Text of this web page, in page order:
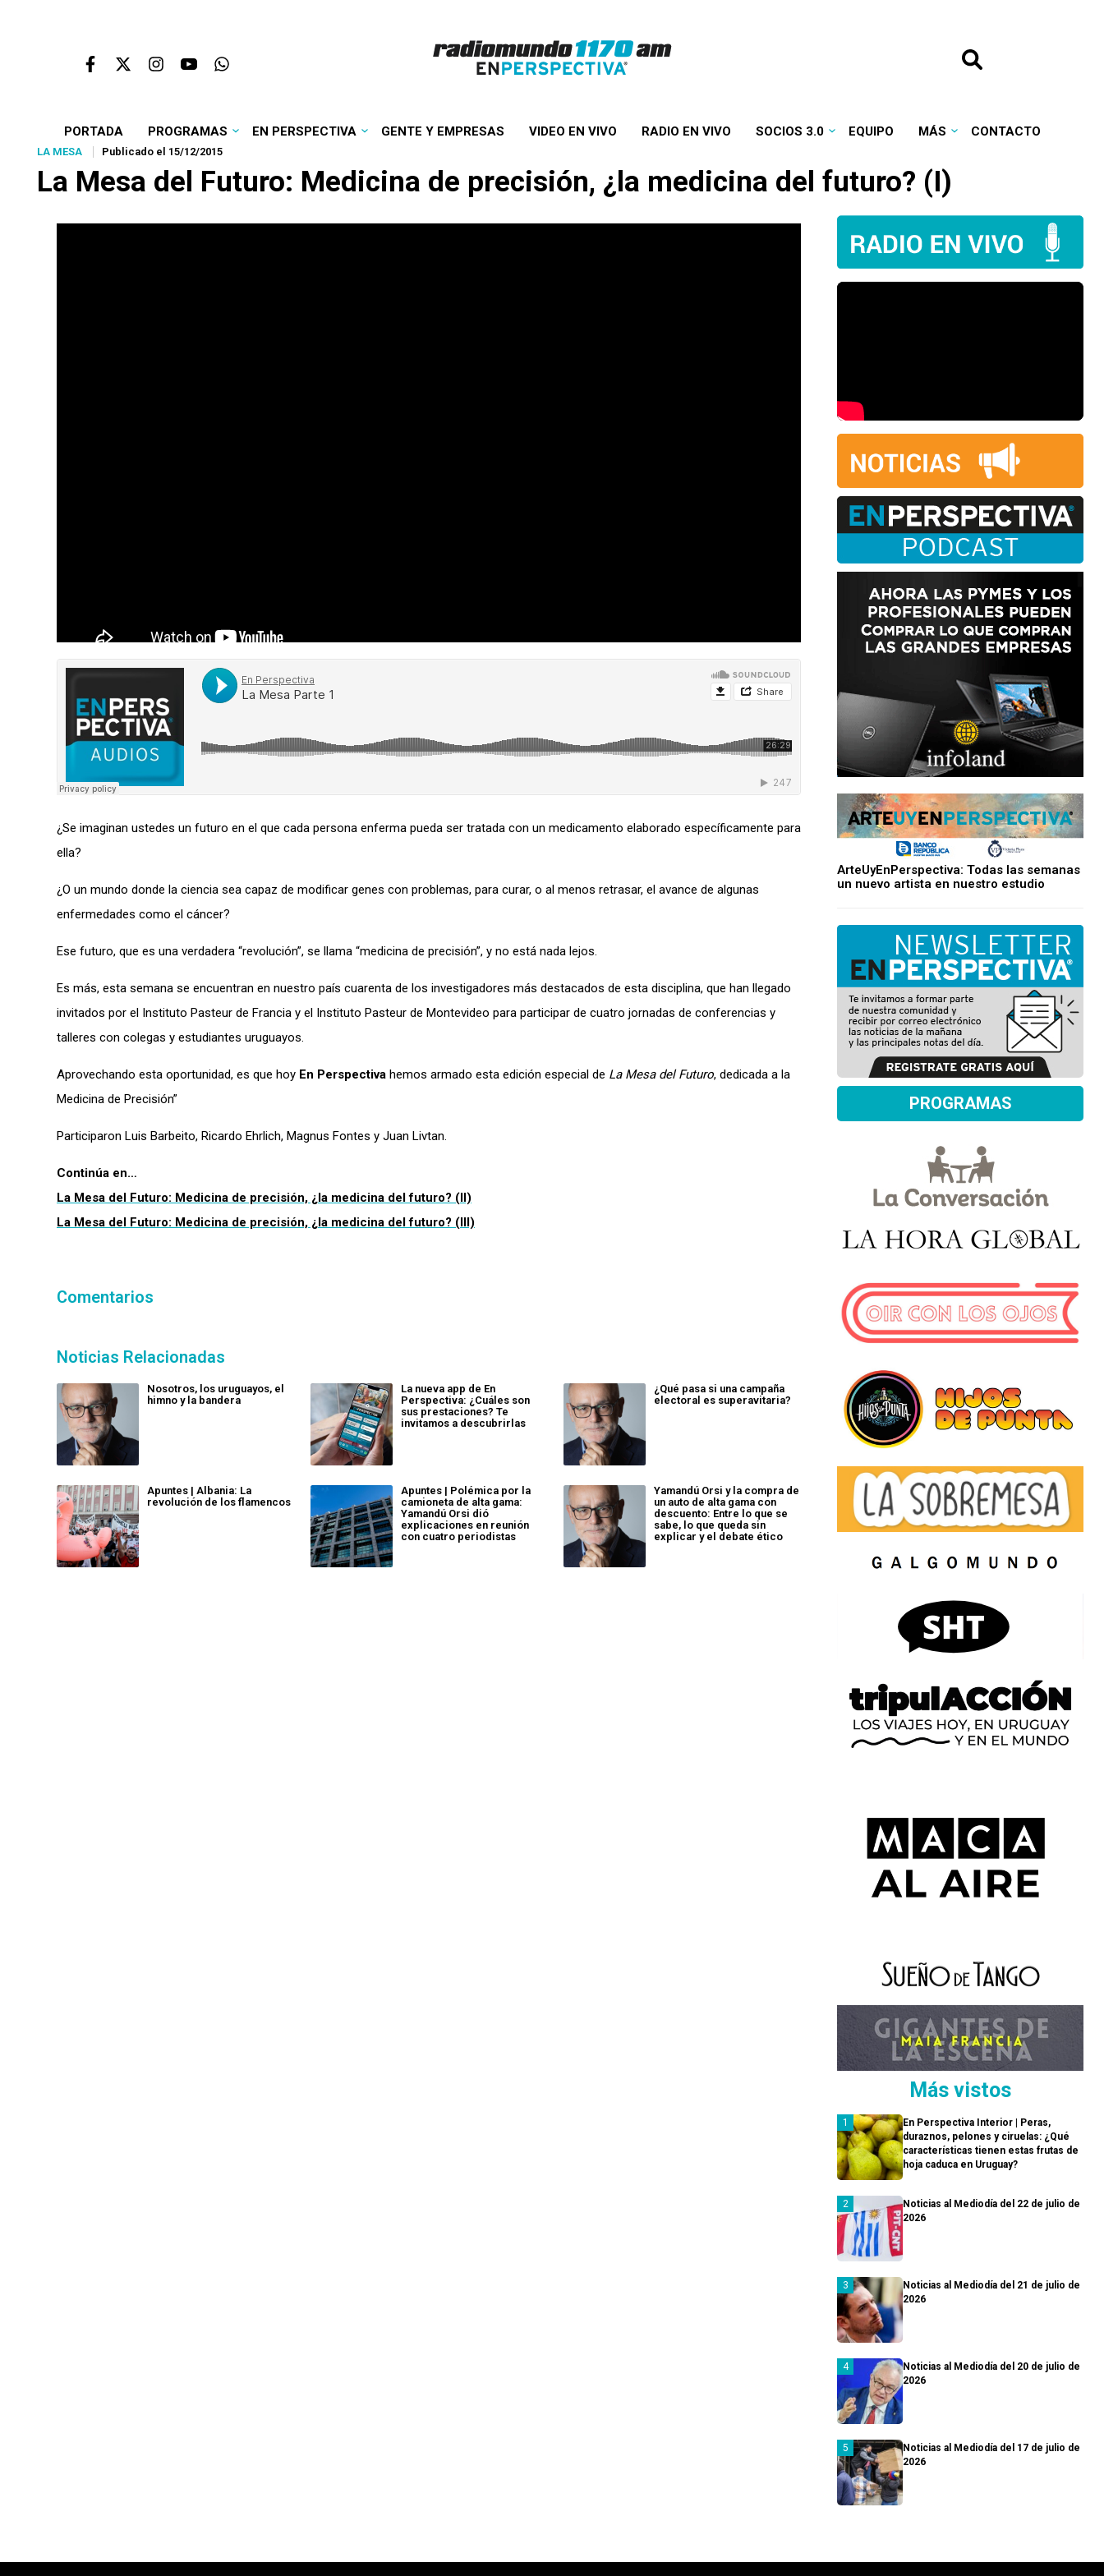
PORTADA PROGRAMAS EN PERSPECTIVA GENTE Y EMPRESAS VIDEO EN VIVO RADIO EN VIVO SOCIOS 3.0 EQUIPO MÁS CONTACTO
LA MESA Publicado el 15/12/2015
La Mesa del Futuro: Medicina de precisión, ¿la medicina del futuro? (I)
¿Se imaginan ustedes un futuro en el que cada persona enferma pueda ser tratada con un medicamento elaborado específicamente para
ella?
¿O un mundo donde la ciencia sea capaz de modificar genes con problemas, para curar, o al menos retrasar, el avance de algunas
enfermedades como el cáncer?
Ese futuro, que es una verdadera “revolución”, se llama “medicina de precisión”, y no está nada lejos.
Es más, esta semana se encuentran en nuestro país cuarenta de los investigadores más destacados de esta disciplina, que han llegado
invitados por el Instituto Pasteur de Francia y el Instituto Pasteur de Montevideo para participar de cuatro jornadas de conferencias y
talleres con colegas y estudiantes uruguayos.
Aprovechando esta oportunidad, es que hoy En Perspectiva hemos armado esta edición especial de La Mesa del Futuro, dedicada a la
Medicina de Precisión”
Participaron Luis Barbeito, Ricardo Ehrlich, Magnus Fontes y Juan Livtan.
Continúa en…
La Mesa del Futuro: Medicina de precisión, ¿la medicina del futuro? (II)
La Mesa del Futuro: Medicina de precisión, ¿la medicina del futuro? (III)
Comentarios
Noticias Relacionadas
Nosotros, los uruguayos, el
himno y la bandera
La nueva app de En
Perspectiva: ¿Cuáles son
sus prestaciones? Te
invitamos a descubrirlas
¿Qué pasa si una campaña
electoral es superavitaria?
Apuntes | Albania: La
revolución de los flamencos
Apuntes | Polémica por la
camioneta de alta gama:
Yamandú Orsi dió
explicaciones en reunión
con cuatro periodistas
Yamandú Orsi y la compra de
un auto de alta gama con
descuento: Entre lo que se
sabe, lo que queda sin
explicar y el debate ético
ArteUyEnPerspectiva: Todas las semanas
un nuevo artista en nuestro estudio
PROGRAMAS
Más vistos
En Perspectiva Interior | Peras,
duraznos, pelones y ciruelas: ¿Qué
características tienen estas frutas de
hoja caduca en Uruguay?
Noticias al Mediodía del 22 de julio de
2026
Noticias al Mediodía del 21 de julio de
2026
Noticias al Mediodía del 20 de julio de
2026
Noticias al Mediodía del 17 de julio de
2026